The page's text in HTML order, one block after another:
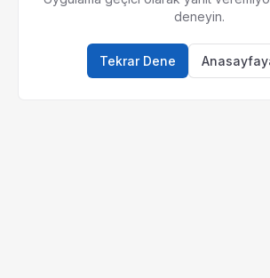
deneyin.
Tekrar Dene